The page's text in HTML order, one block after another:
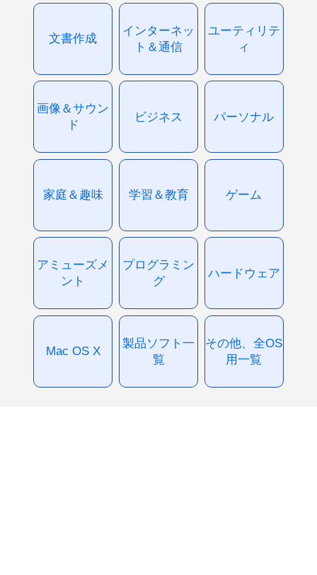
文書作成
インターネッ
ト＆通信
ユーティリテ
ィ
画像＆サウン
ド
ビジネス パーソナル
家庭＆趣味 学習＆教育 ゲーム
アミューズメ
ント
プログラミン
グ
ハードウェア
Mac OS X
製品ソフト一
覧
その他、全OS
用一覧